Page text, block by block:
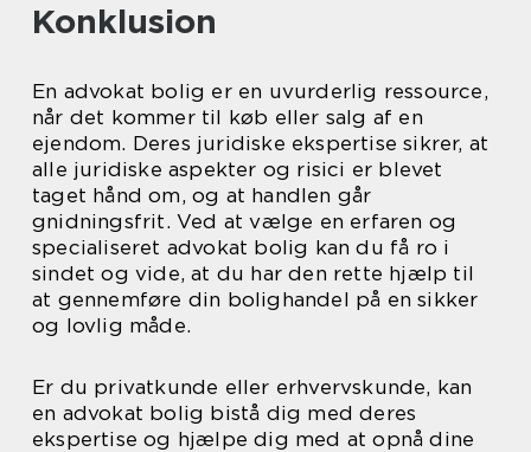
Konklusion
En advokat bolig er en uvurderlig ressource,
når det kommer til køb eller salg af en
ejendom. Deres juridiske ekspertise sikrer, at
alle juridiske aspekter og risici er blevet
taget hånd om, og at handlen går
gnidningsfrit. Ved at vælge en erfaren og
specialiseret advokat bolig kan du få ro i
sindet og vide, at du har den rette hjælp til
at gennemføre din bolighandel på en sikker
og lovlig måde.
Er du privatkunde eller erhvervskunde, kan
en advokat bolig bistå dig med deres
ekspertise og hjælpe dig med at opnå dine